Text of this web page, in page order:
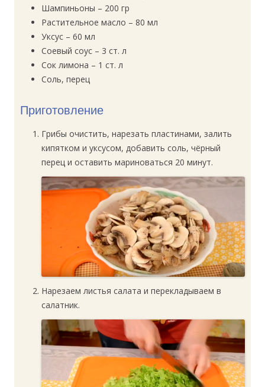
Шампиньоны – 200 гр
Растительное масло – 80 мл
Уксус – 60 мл
Соевый соус – 3 ст. л
Сок лимона – 1 ст. л
Соль, перец
Приготовление
Грибы очистить, нарезать пластинами, залить
кипятком и уксусом, добавить соль, чёрный
перец и оставить мариноваться 20 минут.
Нарезаем листья салата и перекладываем в
салатник.